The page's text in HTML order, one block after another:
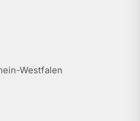
Westfalen